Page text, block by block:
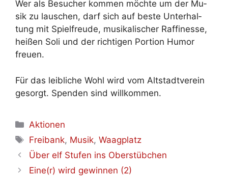
Wer als Be­su­cher kom­men möch­te um der Mu­
sik zu lau­schen, darf sich auf bes­te Un­ter­hal­
tung mit Spiel­freu­de, mu­si­ka­li­scher Raf­fi­nes­se,
hei­ßen So­li und der rich­ti­gen Por­ti­on Hu­mor
freu­en.
Für das leib­li­che Wohl wird vom Alt­stadt­ver­ein
ge­sorgt. Spen­den sind will­kom­men.
Kategorien
Aktionen
Schlagwörter
Freibank, Musik,Waagplatz
Über elf Stu­fen ins Ober­stüb­chen
Eine(r) wird ge­win­nen (2)